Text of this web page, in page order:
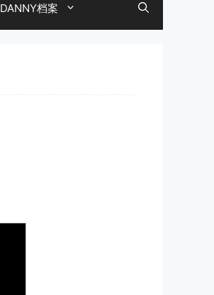
DANNY档案